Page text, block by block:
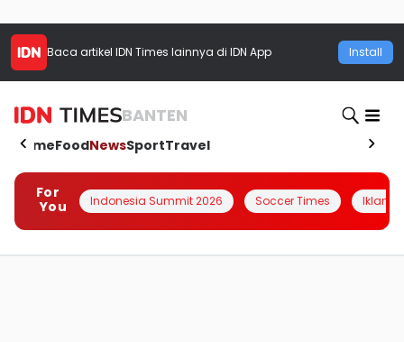
Baca artikel IDN Times lainnya di IDN App Install
BANTEN
HomeFoodNewsSportTravel
For
You
Indonesia Summit 2026 Soccer Times Iklanin